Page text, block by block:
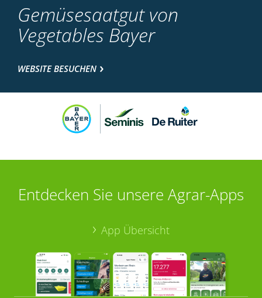
Gemüsesaatgut von
Vegetables Bayer
WEBSITE BESUCHEN
Entdecken Sie unsere Agrar-Apps
App Übersicht